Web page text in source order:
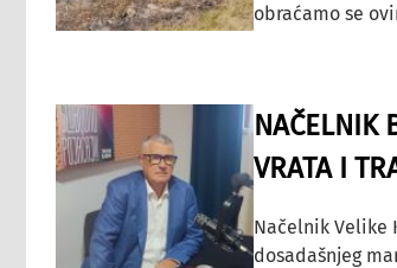
obraćamo se
NAČELNIK
VRATA I
Načelnik Velike
dosadašnjeg